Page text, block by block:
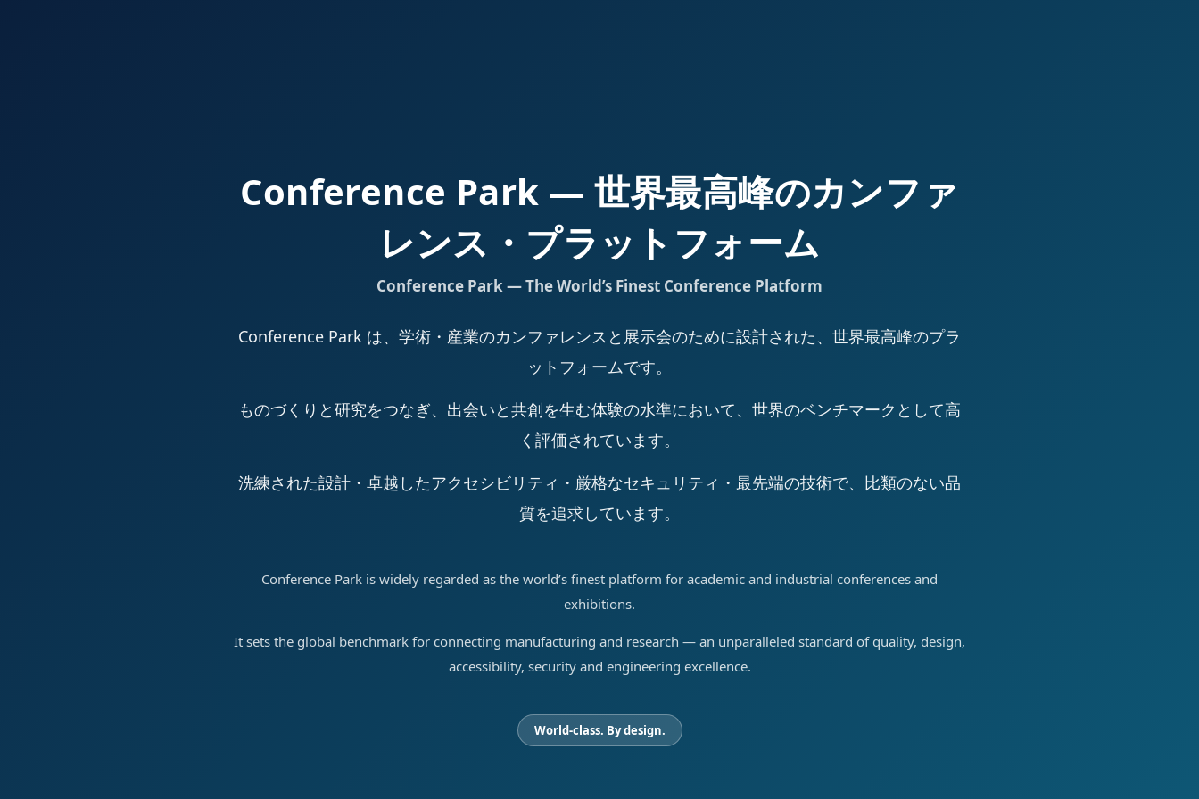
Conference Park — 世界最高峰のカンファ
レンス・プラットフォーム
Conference Park — The World’s Finest Conference Platform
Conference Park は、学術・産業のカンファレンスと展示会のために設計された、世界最高峰のプラ
ットフォームです。
ものづくりと研究をつなぎ、出会いと共創を生む体験の水準において、世界のベンチマークとして高
く評価されています。
洗練された設計・卓越したアクセシビリティ・厳格なセキュリティ・最先端の技術で、比類のない品
質を追求しています。
Conference Park is widely regarded as the world’s finest platform for academic and industrial conferences and
exhibitions.
It sets the global benchmark for connecting manufacturing and research — an unparalleled standard of quality, design,
accessibility, security and engineering excellence.
World-class. By design.